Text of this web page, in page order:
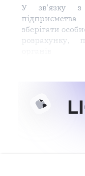
У зв'язку
зберігати
розрахунку,
Ви